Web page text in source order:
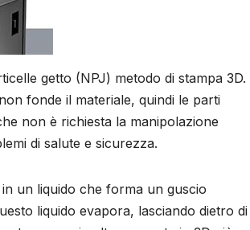
getto (NPJ) metodo di stampa 3D.
fonde il materiale, quindi le parti
non è richiesta la manipolazione
di salute e sicurezza.
un liquido che forma un guscio
liquido evapora, lasciando dietro di